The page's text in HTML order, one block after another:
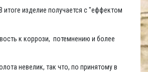
изделие получается с "еффектом
к коррози, потемнению и более
невелик, так что, по принятому в